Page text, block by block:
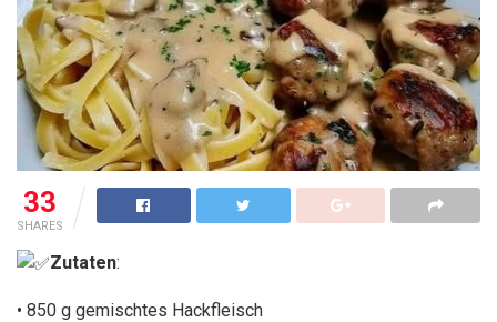
33
SHARES
Zutaten:
• 850 g gemischtes Hackfleisch